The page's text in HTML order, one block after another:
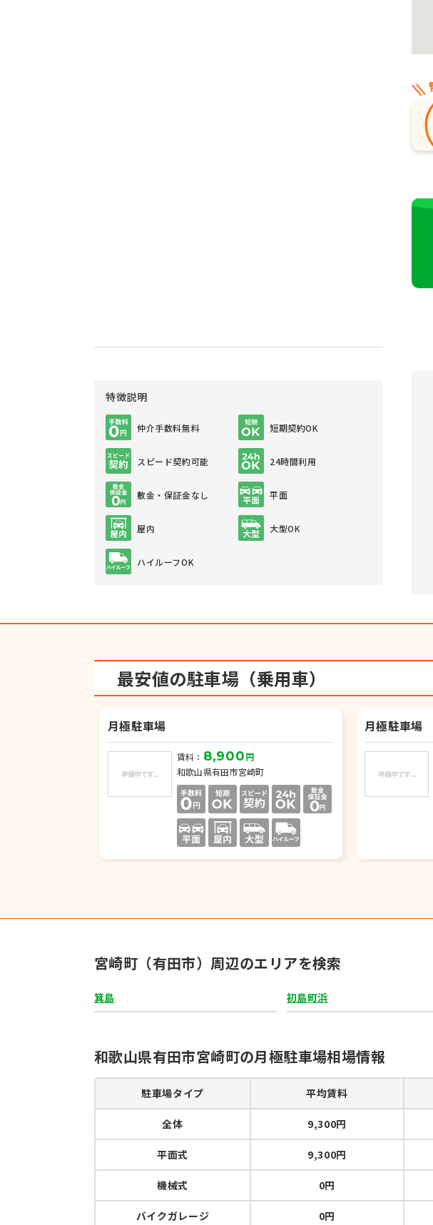
特徴説明
仲介手数料無料 短期契約OK
スピード契約可能 24時間利用
敷金・保証金なし 平面
屋内 大型OK
ハイルーフOK
最安値の駐車場（乗用車）
月極駐車場
賃料： 8,900円
和歌山県有田市宮崎町
月極駐車場
宮崎町（有田市）周辺のエリアを検索
箕島 初島町浜
和歌山県有田市宮崎町の月極駐車場相場情報
駐車場タイプ 平均賃料
全体 9,300円
平面式 9,300円
機械式 0円
バイクガレージ 0円